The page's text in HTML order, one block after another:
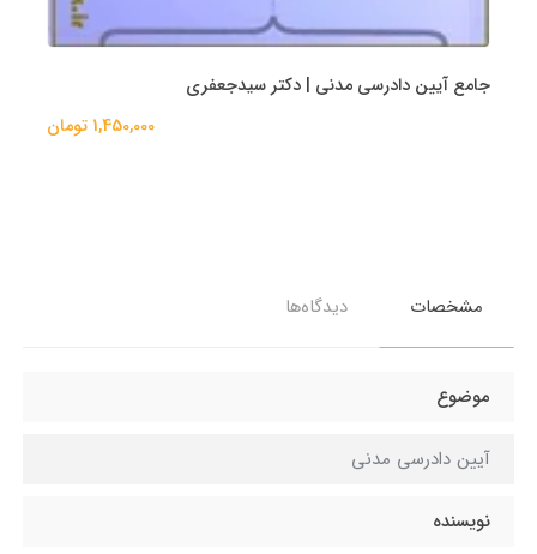
جامع آیین دادرسی مدنی | دکتر سیدجعفری
1,450,000 تومان
مشخصات دیدگاه‌ها
موضوع
آیین دادرسی مدنی
نویسنده